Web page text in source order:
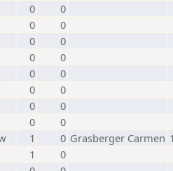
0
0
0
0
0
0
0
0
0
0
0
0
0
0
0
0
1 0 Grasberger Carmen
1
0